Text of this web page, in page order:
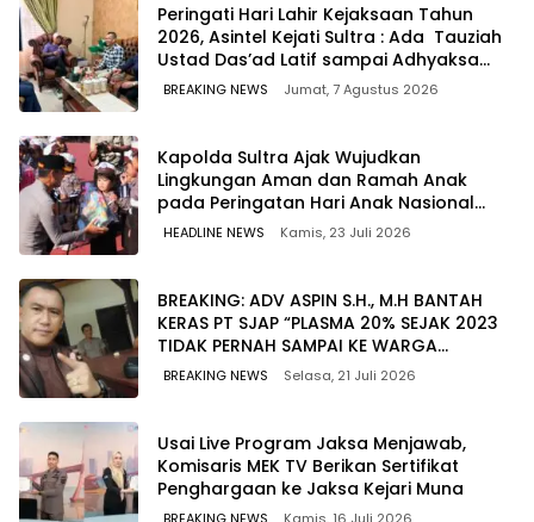
Peringati Hari Lahir Kejaksaan Tahun
2026, Asintel Kejati Sultra : Ada Tauziah
Ustad Das’ad Latif sampai Adhyaksa
Run
BREAKING NEWS Jumat, 7 Agustus 2026
Kapolda Sultra Ajak Wujudkan
Lingkungan Aman dan Ramah Anak
pada Peringatan Hari Anak Nasional
2026
HEADLINE NEWS Kamis, 23 Juli 2026
BREAKING: ADV ASPIN S.H., M.H BANTAH
KERAS PT SJAP “PLASMA 20% SEJAK 2023
TIDAK PERNAH SAMPAI KE WARGA
WAWOONE!
BREAKING NEWS Selasa, 21 Juli 2026
Usai Live Program Jaksa Menjawab,
Komisaris MEK TV Berikan Sertifikat
Penghargaan ke Jaksa Kejari Muna
BREAKING NEWS Kamis, 16 Juli 2026